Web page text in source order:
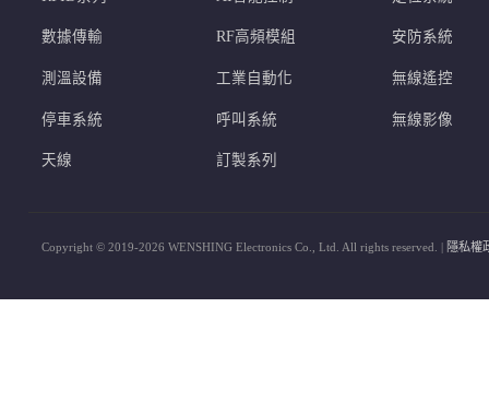
數據傳輸 RF高頻模組 安防系統
測溫設備 工業自動化 無線遙控
停車系統 呼叫系統 無線影像
天線 訂製系列
Copyright © 2019-2026 WENSHING Electronics Co., Ltd. All rights reserved. | 隱私權